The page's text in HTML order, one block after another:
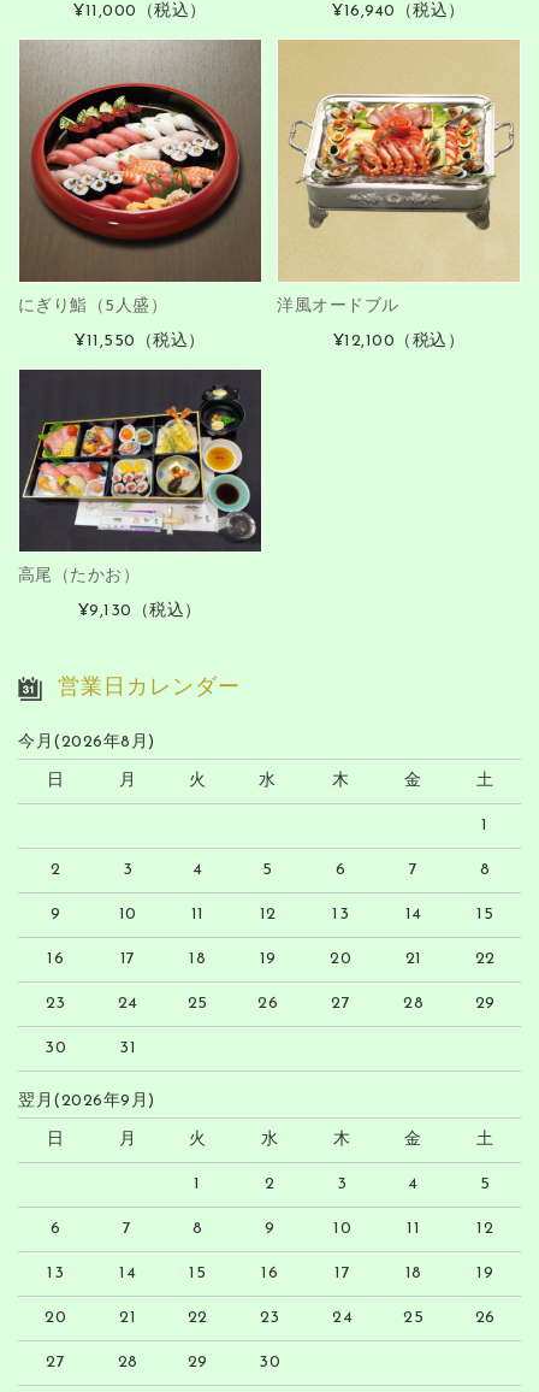
¥11,000
（税込）
¥16,940
（税込）
にぎり鮨（5人盛）
¥11,550
（税込）
洋風オードブル
¥12,100 （税込）
高尾（たかお）
¥9,130
（税込）
営業日カレンダー
今月(2026年8月)
日 月 火 水 木 金 土
1
2 3 4 5 6 7 8
9 10 11 12 13 14 15
16 17 18 19 20 21 22
23 24 25 26 27 28 29
30 31
翌月(2026年9月)
日 月 火 水 木 金 土
1 2 3 4 5
6 7 8 9 10 11 12
13 14 15 16 17 18 19
20 21 22 23 24 25 26
27 28 29 30